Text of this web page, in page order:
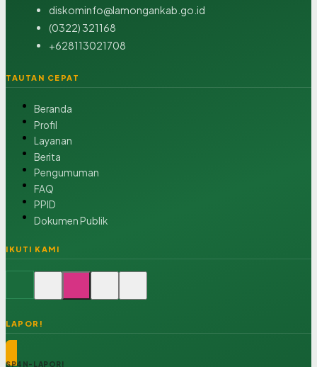
diskominfo@lamongankab.go.id
(0322) 321168
+628113021708
TAUTAN CEPAT
Beranda
Profil
Layanan
Berita
Pengumuman
FAQ
PPID
Dokumen Publik
IKUTI KAMI
LAPOR!
SP4N-LAPOR!